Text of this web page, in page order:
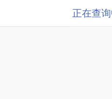
正在查